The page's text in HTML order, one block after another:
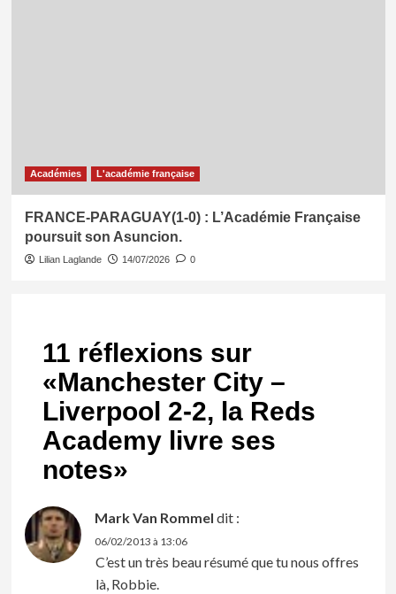
Académies L'académie française
FRANCE-PARAGUAY(1-0) : L’Académie Française
poursuit son Asuncion.
Lilian Laglande 14/07/2026 0
11 réflexions sur
«Manchester City –
Liverpool 2-2, la Reds
Academy livre ses
notes»
Mark Van Rommel dit :
06/02/2013 à 13:06
C’est un très beau résumé que tu nous offres
là, Robbie.